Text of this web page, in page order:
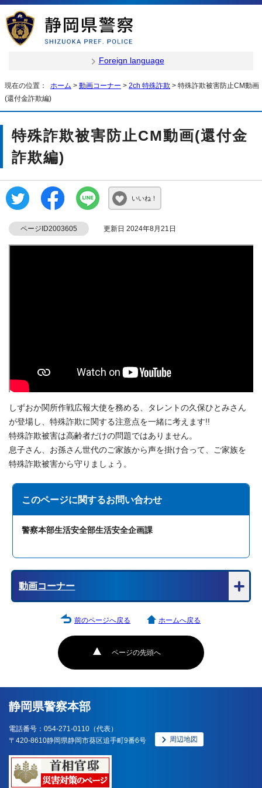
Foreign language
現在の位置： ホーム > 動画コーナー > 2ch 特殊詐欺 > 特殊詐欺被害防止CM動画
(還付金詐欺編)
特殊詐欺被害防止CM動画(還付金
詐欺編)
いいね！
ページID2003605 更新日 2024年8月21日
しずおか関所作戦広報大使を務める、タレントの久保ひとみさん
が登場し、特殊詐欺に関する注意点を一緒に考えます!!
特殊詐欺被害は高齢者だけの問題ではありません。
息子さん、お孫さん世代のご家族から声を掛け合って、ご家族を
特殊詐欺被害から守りましょう。
このページに関するお問い合わせ
警察本部生活安全部生活安全企画課
動画コーナー
ページの先頭へ
前のページへ戻る ホームへ戻る
静岡県警察本部
電話番号：054-271-0110（代表）
〒420-8610静岡県静岡市葵区追手町9番6号
周辺地図